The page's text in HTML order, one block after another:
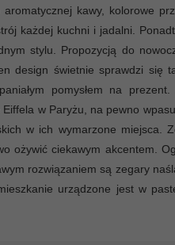
kawy, kolorowe
każdej kuchni i jadalni.
stylu. Propozycją do
design świetnie sprawdzi się
pomysłem na prezent.
w Paryżu, na pewno
w ich wymarzone miejsca.
ożywić ciekawym akcentem.
rozwiązaniem są zegary
urządzone jest w